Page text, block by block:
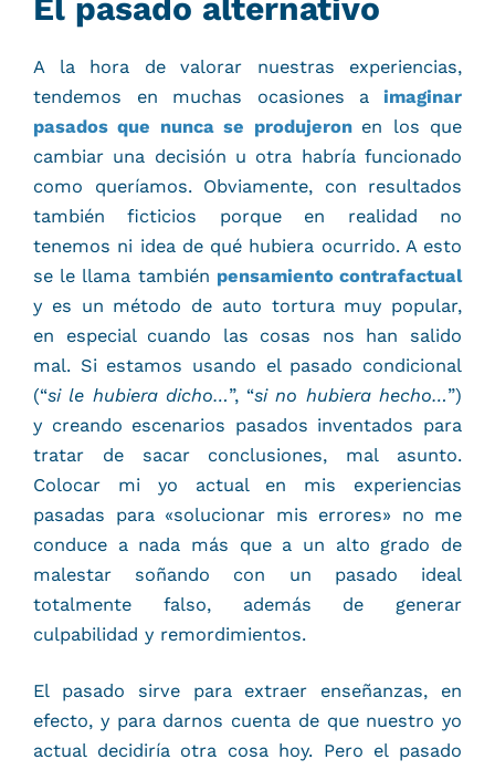
El pasado alternativo
A la hora de valorar nuestras experiencias,
tendemos en muchas ocasiones a imaginar
pasados que nunca se produjeron en los que
cambiar una decisión u otra habría funcionado
como queríamos. Obviamente, con resultados
también ficticios porque en realidad no
tenemos ni idea de qué hubiera ocurrido. A esto
se le llama también pensamiento contrafactual
y es un método de auto tortura muy popular,
en especial cuando las cosas nos han salido
mal. Si estamos usando el pasado condicional
(“si le hubiera dicho…”, “si no hubiera hecho…”)
y creando escenarios pasados inventados para
tratar de sacar conclusiones, mal asunto.
Colocar mi yo actual en mis experiencias
pasadas para «solucionar mis errores» no me
conduce a nada más que a un alto grado de
malestar soñando con un pasado ideal
totalmente falso, además de generar
culpabilidad y remordimientos.
El pasado sirve para extraer enseñanzas, en
efecto, y para darnos cuenta de que nuestro yo
actual decidiría otra cosa hoy. Pero el pasado